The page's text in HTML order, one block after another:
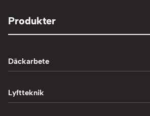
Produkter
Däckarbete
Balanseringsmaskiner
Lyftteknik